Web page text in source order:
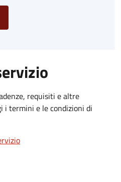
requisiti e altre
i termini e le condizioni di